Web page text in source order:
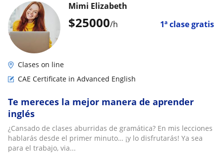
$25000/h 1ª clase gratis
Mimi Elizabeth
Clases on line
CAE Certificate in Advanced English
Te mereces la mejor manera de aprender
inglés
¿Cansado de clases aburridas de gramática? En mis lecciones
hablarás desde el primer minuto… ¡y lo disfrutarás! Ya sea
para el trabajo, via...